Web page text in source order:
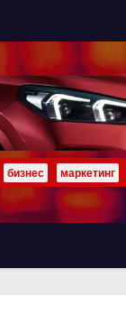
бизнес маркетинг